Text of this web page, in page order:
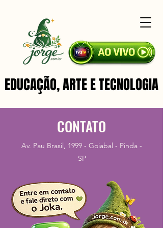
EDUCAÇÃO, ARTE E TECNOLOGIA
EDUCAÇÃO, ARTE E TECNOLOGIA
CONTATO
Av. Pau Brasil, 1999 - Goiabal - Pinda -
SP